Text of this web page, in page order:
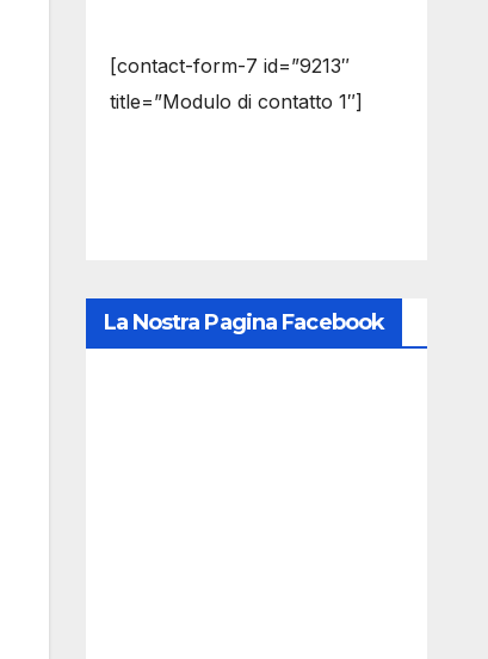
[contact-form-7 id=”9213″
title=”Modulo di contatto 1″]
La Nostra Pagina Facebook